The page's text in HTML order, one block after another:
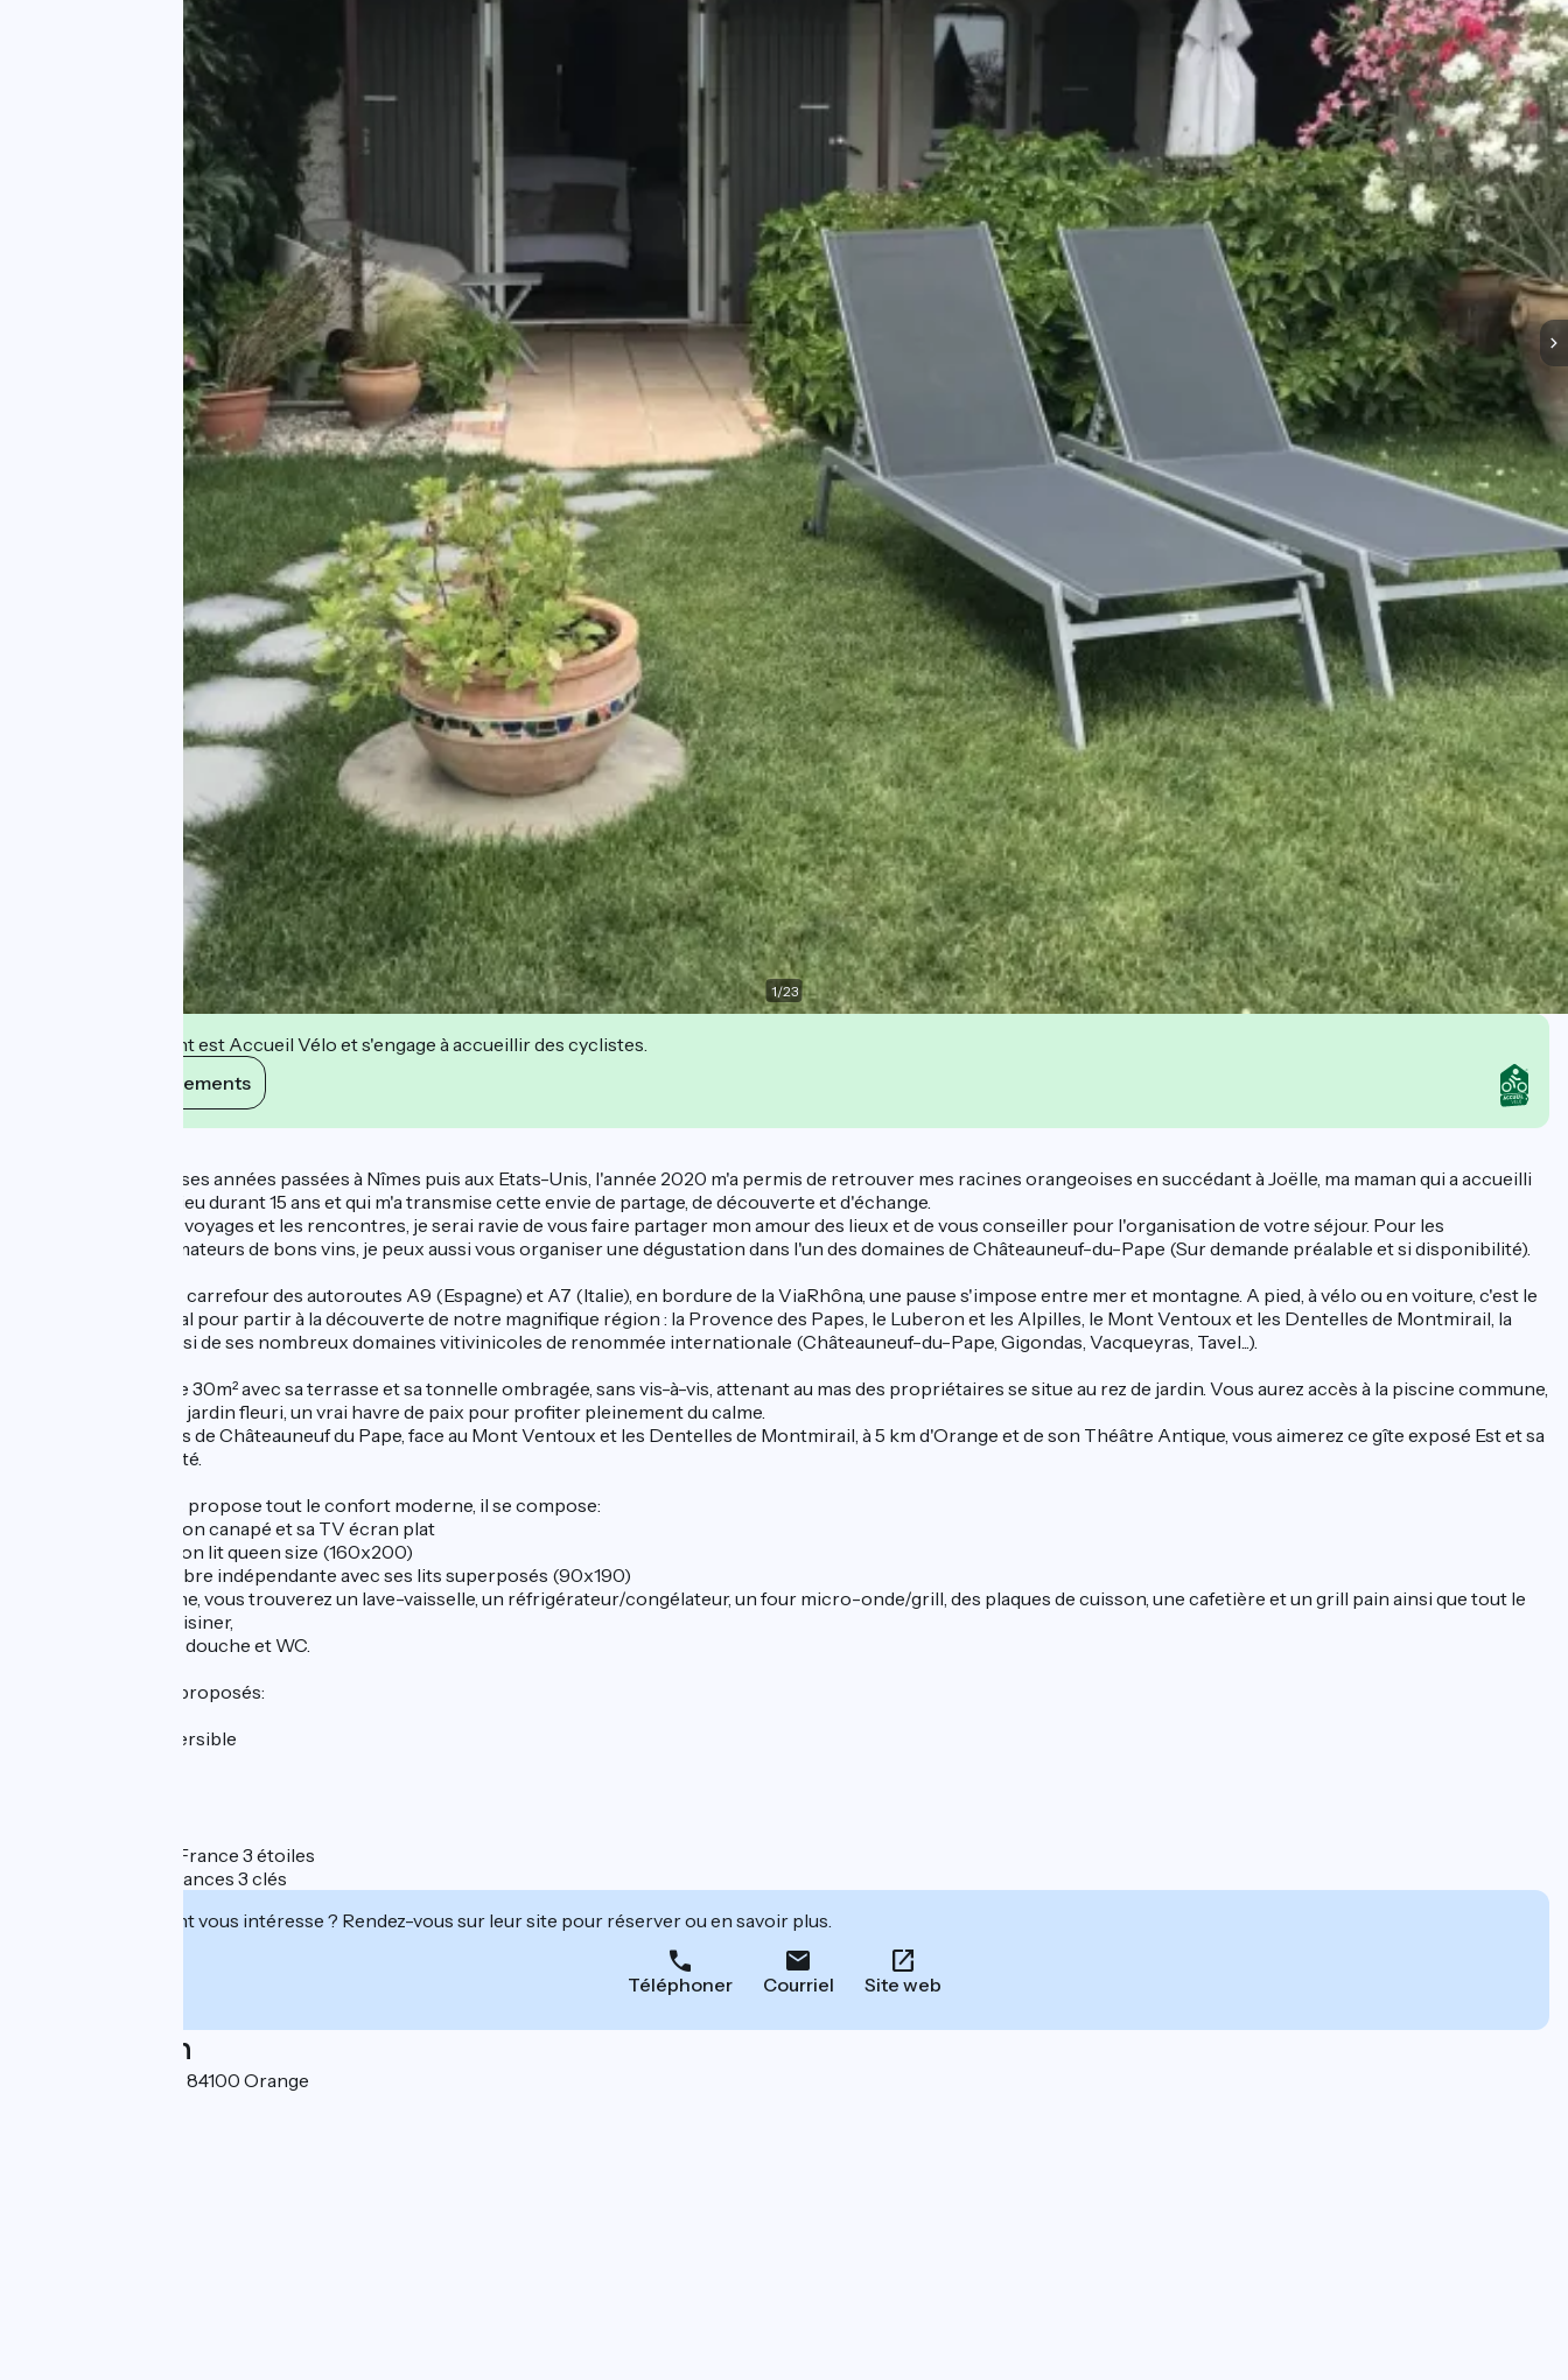
1/23
Cet établissement est Accueil Vélo et s'engage à accueillir des cyclistes.
Voir ses engagements
Après de nombreuses années passées à Nîmes puis aux Etats-Unis, l'année 2020 m'a permis de retrouver mes racines orangeoises en succédant à Joëlle, ma maman qui a accueilli
des hôtes dans ce lieu durant 15 ans et qui m'a transmise cette envie de partage, de découverte et d'échange.
Passionnée par les voyages et les rencontres, je serai ravie de vous faire partager mon amour des lieux et de vous conseiller pour l'organisation de votre séjour. Pour les
connaisseurs ou amateurs de bons vins, je peux aussi vous organiser une dégustation dans l'un des domaines de Châteauneuf-du-Pape (Sur demande préalable et si disponibilité).
Idéalement situé au carrefour des autoroutes A9 (Espagne) et A7 (Italie), en bordure de la ViaRhôna, une pause s'impose entre mer et montagne. A pied, à vélo ou en voiture, c'est le
point de départ idéal pour partir à la découverte de notre magnifique région : la Provence des Papes, le Luberon et les Alpilles, le Mont Ventoux et les Dentelles de Montmirail, la
Camargue mais aussi de ses nombreux domaines vitivinicoles de renommée internationale (Châteauneuf-du-Pape, Gigondas, Vacqueyras, Tavel...).
Ce studio coquet de 30m² avec sa terrasse et sa tonnelle ombragée, sans vis-à-vis, attenant au mas des propriétaires se situe au rez de jardin. Vous aurez accès à la piscine commune,
dans un magnifique jardin fleuri, un vrai havre de paix pour profiter pleinement du calme.
Au coeur des vignes de Châteauneuf du Pape, face au Mont Ventoux et les Dentelles de Montmirail, à 5 km d'Orange et de son Théâtre Antique, vous aimerez ce gîte exposé Est et sa
décoration de qualité.
Le Mas Mellou vous propose tout le confort moderne, il se compose:
- d'un séjour avec son canapé et sa TV écran plat
- d'un coin nuit et son lit queen size (160x200)
- d’une petite chambre indépendante avec ses lits superposés (90x190)
- dans le coin cuisine, vous trouverez un lave-vaisselle, un réfrigérateur/congélateur, un four micro-onde/grill, des plaques de cuisson, une cafetière et un grill pain ainsi que tout le
nécessaire pour cuisiner,
- dans la salle d'eau, douche et WC.
Parmi les services proposés:
- Climatisation réversible
Classement Atout France 3 étoiles
Classement Clévacances 3 clés
Cet établissement vous intéresse ? Rendez-vous sur leur site pour réserver ou en savoir plus.
Téléphoner Courriel Site web
Localisation
Chemin de Maucoil 84100 Orange